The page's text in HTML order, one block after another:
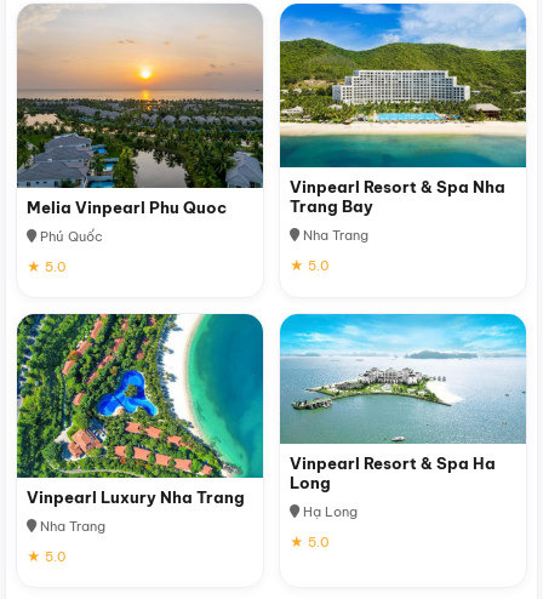
Melia Vinpearl Phu Quoc
Phú Quốc
★ 5.0
Vinpearl Resort & Spa Nha
Trang Bay
Nha Trang
★ 5.0
Vinpearl Luxury Nha Trang
Nha Trang
★ 5.0
Vinpearl Resort & Spa Ha
Long
Hạ Long
★ 5.0